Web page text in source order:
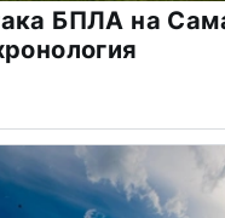
БПЛА на